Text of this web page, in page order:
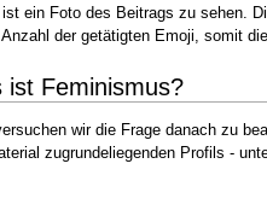
ein Foto des Beitrags zu sehen.
der getätigten Emoji, somit
ist Feminismus?
wir die Frage danach zu
zugrundeliegenden Profils -